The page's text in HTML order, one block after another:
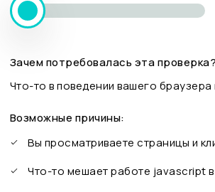
Зачем потребовалась эта проверка?
Что-то в поведении вашего
Возможные причины:
Вы просматриваете страницы и
Что-то мешает работе javascript